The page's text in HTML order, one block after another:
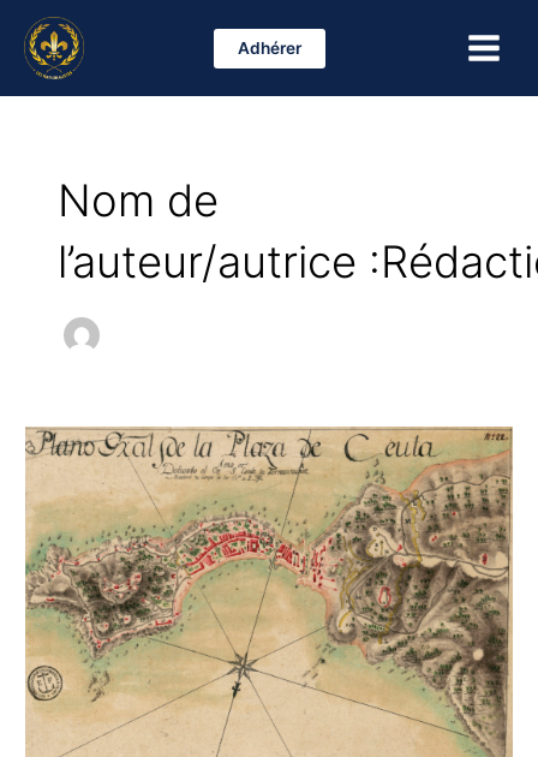
contenu
Adhérer
Menu
Nom de
l’auteur/autrice
Ceuta
et
Melilla
sont
espagnoles
!
Halte
à
l’invasion
!